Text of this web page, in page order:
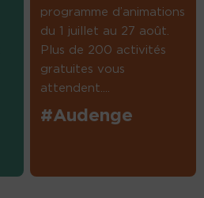
programme d’animations
du 1 juillet au 27 août.
Plus de 200 activités
gratuites vous
attendent....
#Audenge